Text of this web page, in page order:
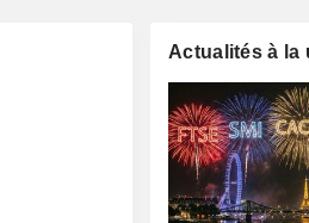
Actualités à la